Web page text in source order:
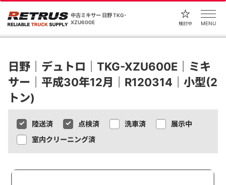
中古ミキサー 日野 TKG-
XZU600E
検討中 MENU
日野｜デュトロ｜TKG-XZU600E｜ミキ
サー｜平成30年12月｜R120314｜小型(2
トン)
陸送済 点検済 洗車済
展示中
室内クリーニング済